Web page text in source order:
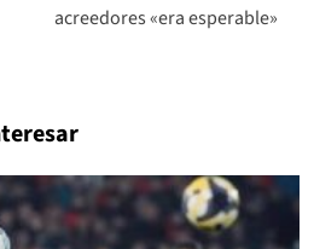
acreedores «era esperable»